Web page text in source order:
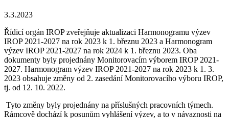
3.3.2023
Řídicí orgán IROP zveřejňuje aktualizaci Harmonogramu výzev
IROP 2021-2027 na rok 2023 k 1. březnu 2023 a Harmonogram
výzev IROP 2021-2027 na rok 2024 k 1. březnu 2023. Oba
dokumenty byly projednány Monitorovacím výborem IROP 2021-
2027. Harmonogram výzev IROP 2021-2027 na rok 2023 k 1. 3.
2023 obsahuje změny od 2. zasedání Monitorovacího výboru IROP,
tj. od 12. 10. 2022.
Tyto změny byly projednány na příslušných pracovních týmech.
Rámcově dochází k posunům vyhlášení výzev, a to v návaznosti na